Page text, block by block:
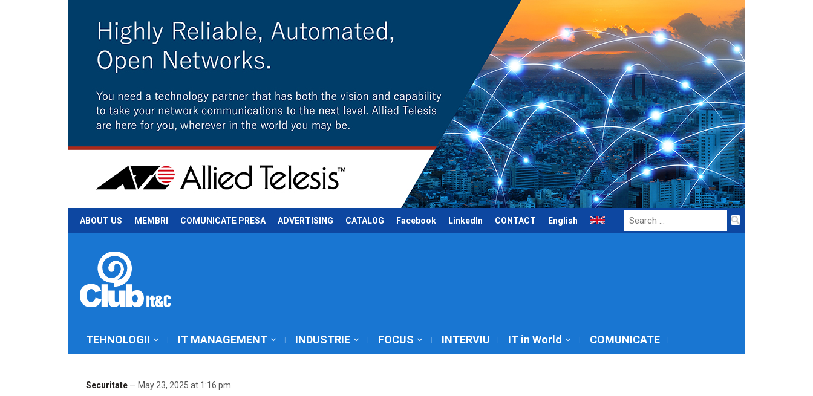
ABOUT US MEMBRI COMUNICATE PRESA ADVERTISING CATALOG Facebook LinkedIn CONTACT English
Search
for:
TEHNOLOGII IT MANAGEMENT INDUSTRIE FOCUS INTERVIU IT in World COMUNICATE
Securitate — May 23, 2025 at 1:16 pm